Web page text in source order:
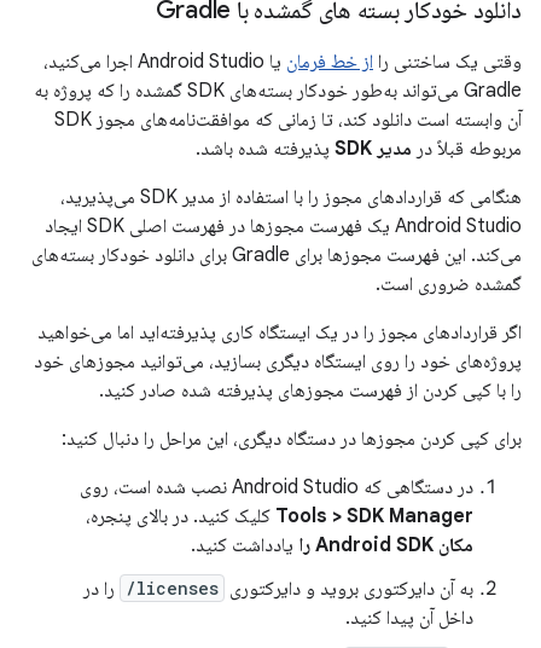
دانلود خودکار بسته های گمشده با Gradle
وقتی یک ساختنی را از خط فرمان
یا Android Studio اجرا می‌کنید،
Gradle می‌تواند به‌طور خودکار بسته‌های SDK گمشده را که پروژه به
آن وابسته است دانلود کند، تا زمانی که موافقت‌نامه‌های مجوز SDK
مربوطه قبلاً در مدیر SDK
پذیرفته شده باشد.
هنگامی که قراردادهای مجوز را با استفاده از مدیر SDK می‌پذیرید،
Android Studio یک فهرست مجوزها در فهرست اصلی SDK ایجاد
می‌کند. این فهرست مجوزها برای Gradle برای دانلود خودکار بسته‌های
گمشده ضروری است.
اگر قراردادهای مجوز را در یک ایستگاه کاری پذیرفته‌اید اما می‌خواهید
پروژه‌های خود را روی ایستگاه دیگری بسازید، می‌توانید مجوزهای خود
را با کپی کردن از فهرست مجوزهای پذیرفته شده صادر کنید.
برای کپی کردن مجوزها در دستگاه دیگری، این مراحل را دنبال کنید:
در دستگاهی که Android Studio نصب شده است، روی
Tools > SDK Manager کلیک کنید. در بالای پنجره،
مکان Android SDK را
یادداشت کنید.
به آن دایرکتوری بروید و دایرکتوری licenses/
را در
داخل آن پیدا کنید.